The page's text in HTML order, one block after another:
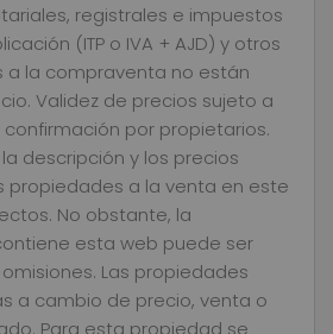
registrales e impuestos
(ITP o IVA + AJD) y otros
a la compraventa no están
Validez de precios sujeto a
por propietarios.
descripción y los precios
propiedades a la venta en este
No obstante, la
esta web puede ser
Las propiedades
a cambio de precio, venta o
Para esta propiedad se